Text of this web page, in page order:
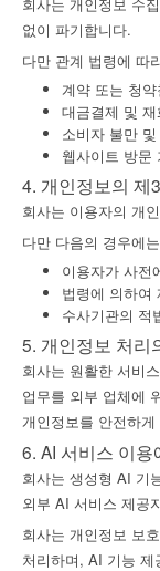
intropage 서비스 소
없이 파기합니다.
다만 관계 법령에 따
계약 또는 청
대금결제 및
소비자 불만
웹사이트 방문
4. 개인정보의 제
회사는 이용자의 개
다만 다음의 경우에
이용자가 사전
법령에 의하여
수사기관의 적
5. 개인정보 처리
회사는 원활한 서비
업무를 외부 업체에
개인정보를 안전하
6. AI 서비스 이
회사는 생성형 AI 기
외부 AI 서비스 제공
회사는 개인정보 보
처리하며, AI 기능